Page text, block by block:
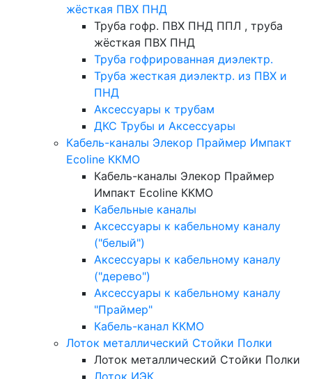
жёсткая ПВХ ПНД
Труба гофр. ПВХ ПНД ППЛ , труба
жёсткая ПВХ ПНД
Труба гофрированная диэлектр.
Труба жесткая диэлектр. из ПВХ и
ПНД
Аксессуары к трубам
ДКС Трубы и Аксессуары
Кабель-каналы Элекор Праймер Импакт
Ecoline ККМО
Кабель-каналы Элекор Праймер
Импакт Ecoline ККМО
Кабельные каналы
Аксессуары к кабельному каналу
("белый")
Аксессуары к кабельному каналу
("дерево")
Аксессуары к кабельному каналу
"Праймер"
Кабель-канал ККМО
Лоток металлический Стойки Полки
Лоток металлический Стойки Полки
Лоток ИЭК